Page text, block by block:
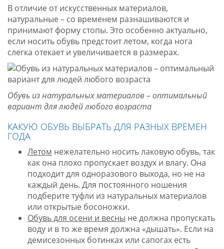
В отличие от искусственных материалов,
натуральные – со временем разнашиваются и
принимают форму стопы. Это особенно актуально,
если носить обувь предстоит летом, когда нога
слегка отекает и увеличивается в размерах.
Обувь из натуральных материалов – оптимальный
вариант для людей любого возраста
КАКУЮ ОБУВЬ ВЫБРАТЬ ДЛЯ РАЗНЫХ ВРЕМЕН
ГОДА
Летом нежелательно носить лаковую обувь, так
как она плохо пропускает воздух и влагу. Она
подходит для одноразового выхода, но не на
каждый день. Для постоянного ношения
подберите туфли из натуральных материалов
или открытые босоножки.
Обувь для осени и весны не должна пропускать
воду и в то же время должна «дышать». Если на
демисезонных ботинках или сапогах есть